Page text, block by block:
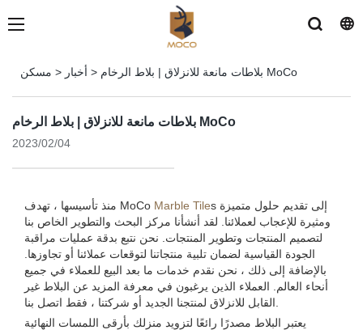
مسكن > أخبار > بلاطات مانعة للانزلاق | بلاط الرخام MoCo
بلاطات مانعة للانزلاق | بلاط الرخام MoCo
2023/02/04
منذ تأسيسها ، تهدف MoCo Marble Tiles إلى تقديم حلول متميزة
ومثيرة للإعجاب لعملائنا. لقد أنشأنا مركز البحث والتطوير الخاص بنا
لتصميم المنتجات وتطوير المنتجات. نحن نتبع بدقة عمليات مراقبة
الجودة القياسية لضمان تلبية منتجاتنا لتوقعات عملائنا أو تجاوزها.
بالإضافة إلى ذلك ، نحن نقدم خدمات ما بعد البيع للعملاء في جميع
أنحاء العالم. العملاء الذين يرغبون في معرفة المزيد عن البلاط غير
يعتبر البلاط مصدرًا رائعًا لتزويد منزلك بأرقى اللمسات النهائية